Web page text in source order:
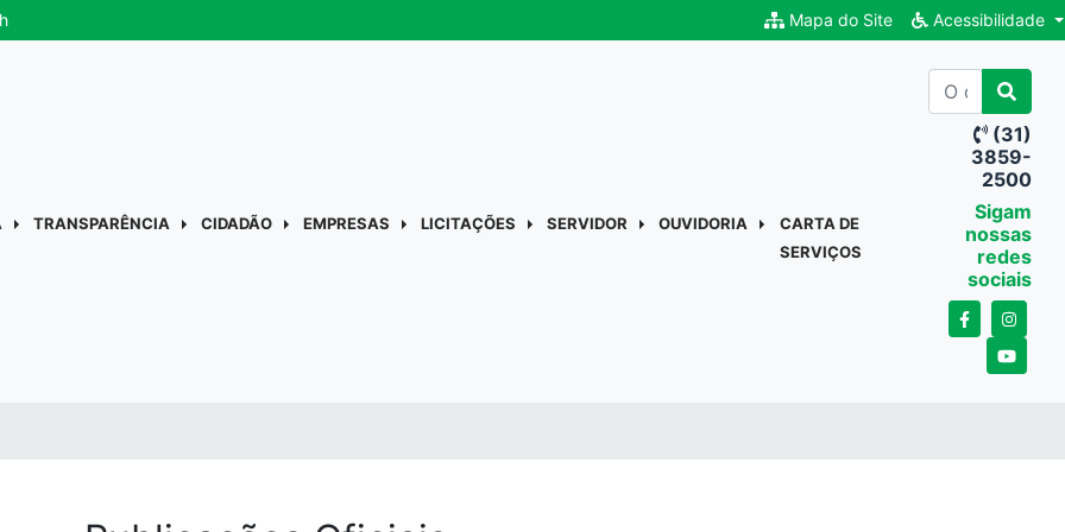
Mapa do Site Acessibilidade
TRANSPARÊNCIA CIDADÃO EMPRESAS LICITAÇÕES SERVIDOR OUVIDORIA
CARTA DE
SERVIÇOS
(31)
3859-
2500
Sigam
nossas
redes
sociais